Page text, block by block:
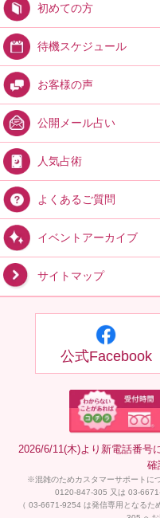
初めての方
待機スケジュール
お客様の声
公開メール占い
人気占術
よくあるご質問
イベントアーカイブ
サイトマップ
公式Facebook
2026/6/11(木)より新電話番号
確
※混雑のためカスタマーサポートに
0120-847-305 又は 03-
（ 03-6671-9254 は発信専用となる